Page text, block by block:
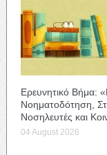
Ερευνητικό Βήμα:
Νοηματοδότηση,
Νοσηλευτές και
04 August 2026